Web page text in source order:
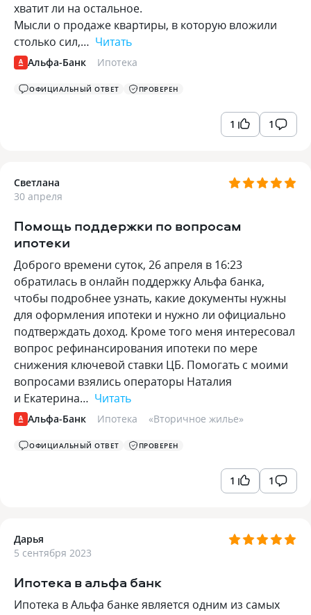
хватит ли на остальное.
Мысли о продаже квартиры, в которую вложили
столько сил,… Читать
Альфа-Банк Ипотека
ОФИЦИАЛЬНЫЙ ОТВЕТ ПРОВЕРЕН
1 1
Светлана
30 апреля
Помощь поддержки по вопросам
ипотеки
Доброго времени суток, 26 апреля в 16:23
обратилась в онлайн поддержку Альфа банка,
чтобы подробнее узнать, какие документы нужны
для оформления ипотеки и нужно ли официально
подтверждать доход. Кроме того меня интересовал
вопрос рефинансирования ипотеки по мере
снижения ключевой ставки ЦБ. Помогать с моими
вопросами взялись операторы Наталия
и Екатерина… Читать
Альфа-Банк Ипотека «Вторичное жилье»
ОФИЦИАЛЬНЫЙ ОТВЕТ ПРОВЕРЕН
1 1
Дарья
5 сентября 2023
Ипотека в альфа банк
Ипотека в Альфа банке является одним из самых